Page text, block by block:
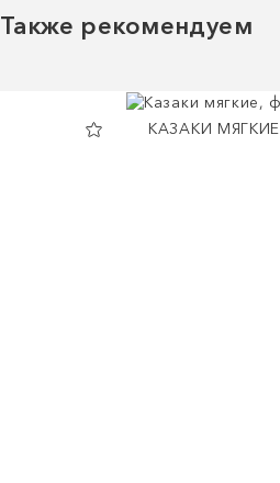
Также рекомендуем
КАЗАКИ МЯГКИЕ